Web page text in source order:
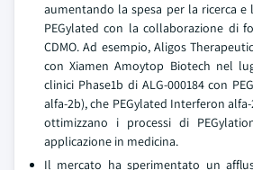
aumentando la spesa per la ricerca
PEGylated con la collaborazione di
CDMO. Ad esempio, Aligos
con Xiamen Amoytop Biotech nel
clinici Phase1b di ALG-000184 con
alfa-2b), che PEGylated Interferon
ottimizzano i processi di
applicazione in medicina.
Il mercato ha sperimentato un